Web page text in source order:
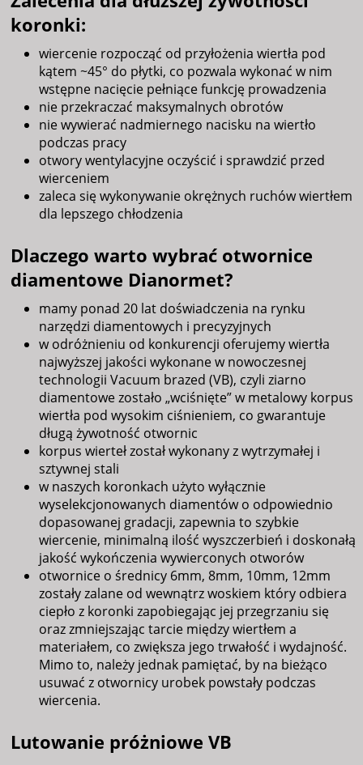
koronki:
wiercenie rozpocząć od przyłożenia wiertła pod
kątem ~45° do płytki, co pozwala wykonać w nim
wstępne nacięcie pełniące funkcję prowadzenia
nie przekraczać maksymalnych obrotów
nie wywierać nadmiernego nacisku na wiertło
podczas pracy
otwory wentylacyjne oczyścić i sprawdzić przed
wierceniem
zaleca się wykonywanie okrężnych ruchów wiertłem
dla lepszego chłodzenia
Dlaczego warto wybrać otwornice
diamentowe Dianormet?
mamy ponad 20 lat doświadczenia na rynku
narzędzi diamentowych i precyzyjnych
w odróżnieniu od konkurencji oferujemy wiertła
najwyższej jakości wykonane w nowoczesnej
technologii Vacuum brazed (VB), czyli ziarno
diamentowe zostało „wciśnięte” w metalowy korpus
wiertła pod wysokim ciśnieniem, co gwarantuje
długą żywotność otwornic
korpus wierteł został wykonany z wytrzymałej i
sztywnej stali
w naszych koronkach użyto wyłącznie
wyselekcjonowanych diamentów o odpowiednio
dopasowanej gradacji, zapewnia to szybkie
wiercenie, minimalną ilość wyszczerbień i doskonałą
jakość wykończenia wywierconych otworów
otwornice o średnicy 6mm, 8mm, 10mm, 12mm
zostały zalane od wewnątrz woskiem który odbiera
ciepło z koronki zapobiegając jej przegrzaniu się
oraz zmniejszając tarcie między wiertłem a
materiałem, co zwiększa jego trwałość i wydajność.
Mimo to, należy jednak pamiętać, by na bieżąco
usuwać z otwornicy urobek powstały podczas
wiercenia.
Lutowanie próżniowe VB